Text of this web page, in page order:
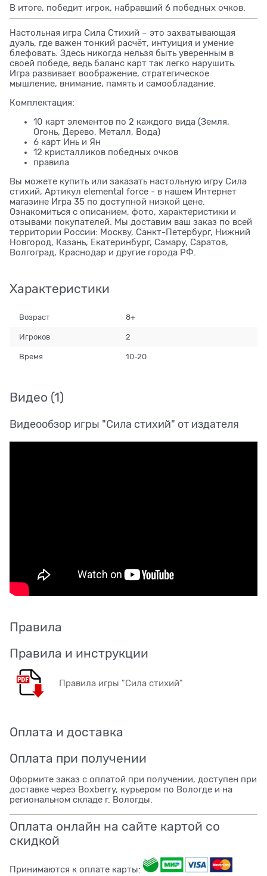
В итоге, победит игрок, набравший 6 победных очков.
Настольная игра Сила Стихий – это захватывающая
дуэль, где важен тонкий расчёт, интуиция и умение
блефовать. Здесь никогда нельзя быть уверенным в
своей победе, ведь баланс карт так легко нарушить.
Игра развивает воображение, стратегическое
мышление, внимание, память и самообладание.
Комплектация:
10 карт элементов по 2 каждого вида (Земля,
Огонь, Дерево, Металл, Вода)
6 карт Инь и Ян
12 кристалликов победных очков
правила
Вы можете купить или заказать настольную игру Сила
стихий, Артикул elemental force - в нашем Интернет
магазине Игра 35 по доступной низкой цене.
Ознакомиться с описанием, фото, характеристики и
отзывами покупателей. Мы доставим ваш заказ по всей
территории России: Москву, Санкт-Петербург, Нижний
Новгород, Казань, Екатеринбург, Самару, Саратов,
Волгоград, Краснодар и другие города РФ.
Характеристики
Возраст 8+
Игроков 2
Время 10-20
Видео (1)
Видеообзор игры "Сила стихий" от издателя
Правила
Правила и инструкции
Правила игры "Сила стихий"
Оплата и доставка
Оплата при получении
Оформите заказ с оплатой при получении, доступен при
доставке через Boxberry, курьером по Вологде и на
региональном складе г. Вологды.
Оплата онлайн на сайте картой со
скидкой
Принимаются к оплате карты: